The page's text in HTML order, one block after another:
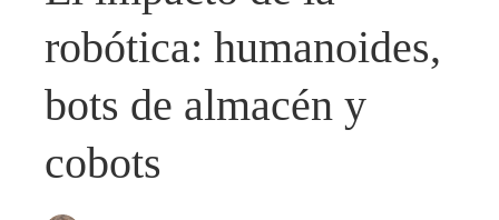
robótica: humanoides,
bots de almacén y
cobots